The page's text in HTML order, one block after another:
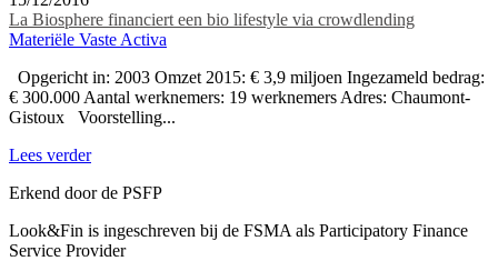
La Biosphere financiert een bio lifestyle via crowdlending
Materiële Vaste Activa
Opgericht in: 2003 Omzet 2015: € 3,9 miljoen Ingezameld bedrag:
€ 300.000 Aantal werknemers: 19 werknemers Adres: Chaumont-
Gistoux Voorstelling...
Lees verder
Erkend door de PSFP
Look&Fin is ingeschreven bij de FSMA als Participatory Finance
Service Provider